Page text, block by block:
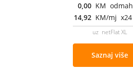
0,00 KM odmah
14,92 KM/mj x24
uz netFlat XL
Saznaj više